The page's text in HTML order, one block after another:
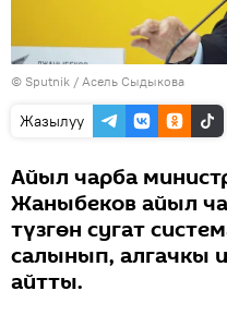
© Sputnik / Асель Сыдыкова
Жазылуу
Айыл чарба
Жаныбеков айыл
түзгөн сугат
салынып, алгачкы
айтты.